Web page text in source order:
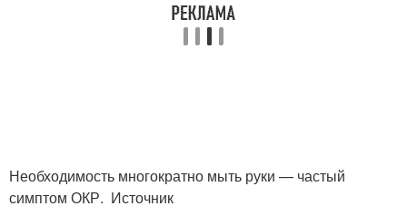
Необходимость многократно мыть руки — частый
симптом ОКР. Источник